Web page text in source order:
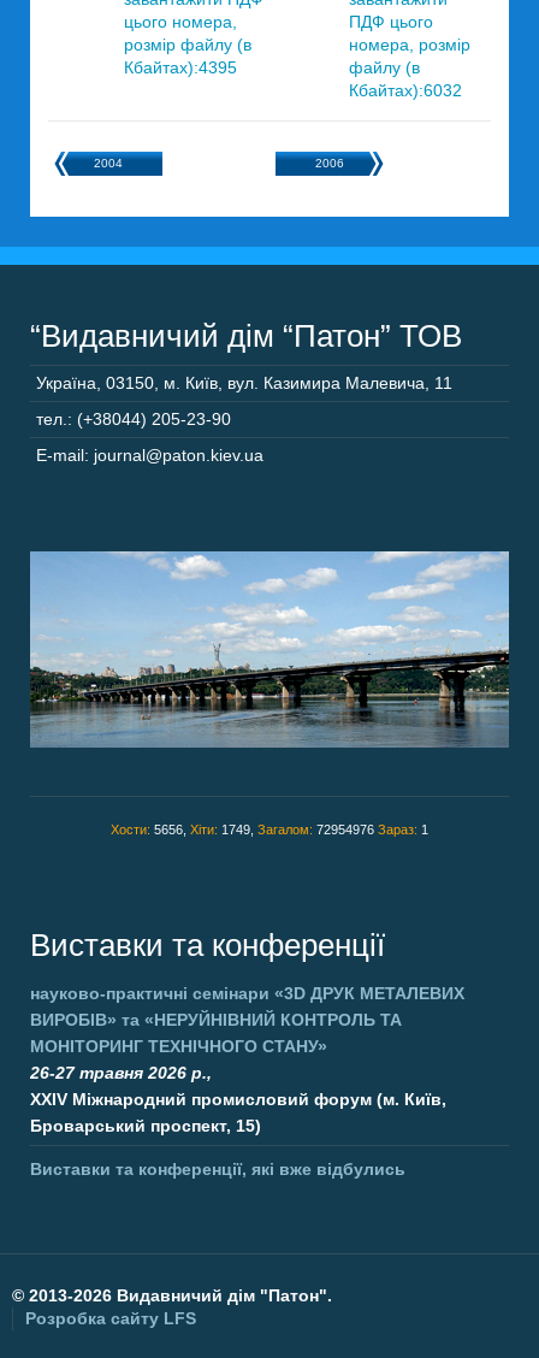
цього номера,
розмір файлу (в
Кбайтах):4395
ПДФ цього
номера, розмір
файлу (в
Кбайтах):6032
2004 2006
“Видавничий дім “Патон” ТОВ
Україна 03150 м. Київ, вул. Казимира Малевича, 11
тел.: (+38044) 205-23-90
E-mail: journal@paton.kiev.ua
Хости: 5656, Хіти: 1749, Загалом: 72954976 Зараз: 1
Виставки та конференції
науково-практичні семінари «3D ДРУК МЕТАЛЕВИХ
ВИРОБІВ» та «НЕРУЙНІВНИЙ КОНТРОЛЬ ТА
МОНІТОРИНГ ТЕХНІЧНОГО СТАНУ»
26-27 травня 2026 р.,
XXIV Міжнародний промисловий форум (м. Київ,
Броварський проспект, 15)
Виставки та конференції, які вже відбулись
© 2013-2026 Видавничий дім "Патон".
Розробка сайту LFS